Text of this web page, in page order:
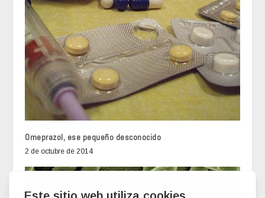
Omeprazol, ese pequeño desconocido
2 de octubre de 2014